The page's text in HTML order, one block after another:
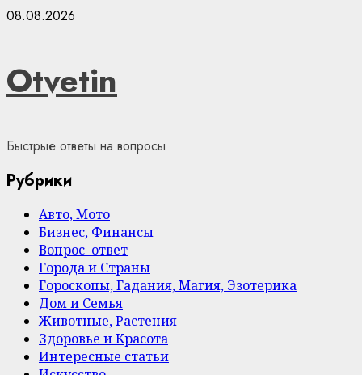
Skip
08.08.2026
Otvetin
Быстрые ответы на вопросы
Рубрики
Авто, Мото
Бизнес, Финансы
Вопрос–ответ
Города и Страны
Гороскопы, Гадания, Магия, Эзотерика
Дом и Семья
Животные, Растения
Здоровье и Красота
Интересные статьи